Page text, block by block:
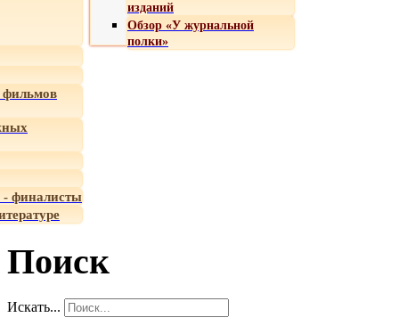
изданий
Обзор «У журнальной
полки»
- финалисты
Поиск
Искать...